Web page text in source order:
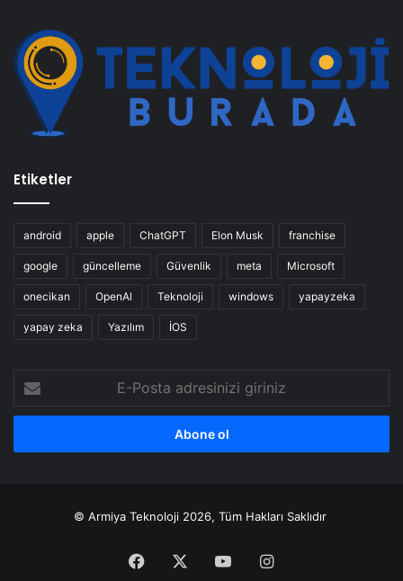
Etiketler
android apple ChatGPT Elon Musk franchise
google güncelleme Güvenlik meta Microsoft
onecikan OpenAl Teknoloji windows yapayzeka
yapay zeka Yazılım İOS
Posta
adresinizi
© Armiya Teknoloji 2026, Tüm Hakları Saklıdır
Facebook YouTubeInstagram